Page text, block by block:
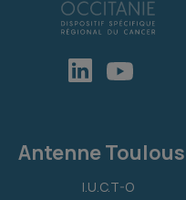
Antenne
I.U.C.T-O